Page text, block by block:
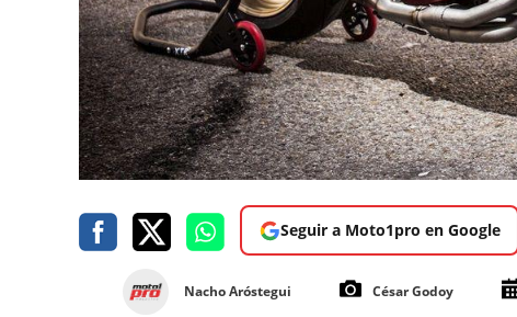
Seguir a Moto1pro en Google
Nacho Aróstegui César Godoy